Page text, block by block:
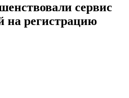
сервис
на регистрацию